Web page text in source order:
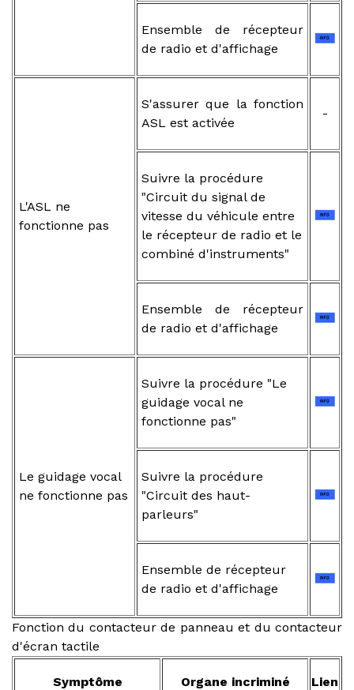
Ensemble de récepteur
de radio et d'affichage
L'ASL ne
fonctionne pas
S'assurer que la fonction
ASL est activée
-
Suivre la procédure
"Circuit du signal de
vitesse du véhicule entre
le récepteur de radio et le
combiné d'instruments"
Ensemble de récepteur
de radio et d'affichage
Le guidage vocal
ne fonctionne pas
Suivre la procédure "Le
guidage vocal ne
fonctionne pas"
Suivre la procédure
"Circuit des haut-
parleurs"
Ensemble de récepteur
de radio et d'affichage
Fonction du contacteur de panneau et du contacteur
d'écran tactile
Symptôme Organe incriminé Lien